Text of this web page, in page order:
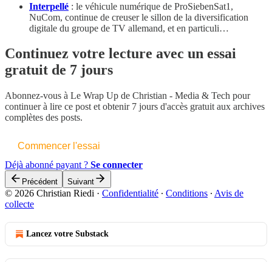
Interpellé : le véhicule numérique de ProSiebenSat1,
NuCom, continue de creuser le sillon de la diversification
digitale du groupe de TV allemand, et en particuli…
Continuez votre lecture avec un essai
gratuit de 7 jours
Abonnez-vous à Le Wrap Up de Christian - Media & Tech pour
continuer à lire ce post et obtenir 7 jours d'accès gratuit aux archives
complètes des posts.
Commencer l'essai
Déjà abonné payant ? Se connecter
Précédent Suivant
© 2026 Christian Riedi · Confidentialité ∙ Conditions ∙ Avis de
collecte
Lancez votre Substack